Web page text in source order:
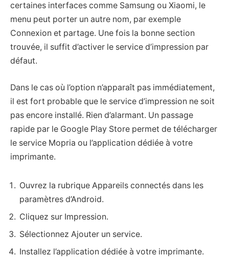
certaines interfaces comme Samsung ou Xiaomi, le
menu peut porter un autre nom, par exemple
Connexion et partage. Une fois la bonne section
trouvée, il suffit d’activer le service d’impression par
défaut.
Dans le cas où l’option n’apparaît pas immédiatement,
il est fort probable que le service d’impression ne soit
pas encore installé. Rien d’alarmant. Un passage
rapide par le Google Play Store permet de télécharger
le service Mopria ou l’application dédiée à votre
imprimante.
Ouvrez la rubrique Appareils connectés dans les
paramètres d’Android.
Cliquez sur Impression.
Sélectionnez Ajouter un service.
Installez l’application dédiée à votre imprimante.